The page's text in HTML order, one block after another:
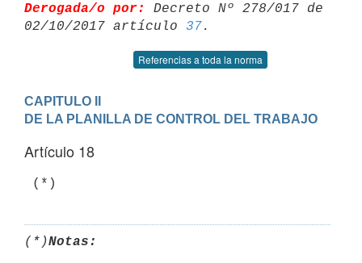
Derogada/o por:
Decreto Nº 278/017 de
02/10/2017 artículo 37
Referencias a toda la norma
CAPITULO II
DE LA PLANILLA DE CONTROL DEL TRABAJO
Artículo 18
(*)
(*)Notas: